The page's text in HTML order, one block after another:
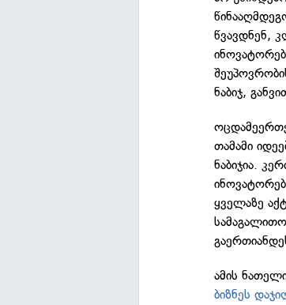
წვავდნენ,
ნაბიჯ,
თამამი
ნაბიჯია.
ყველაზე
ამის
ბიზნეს